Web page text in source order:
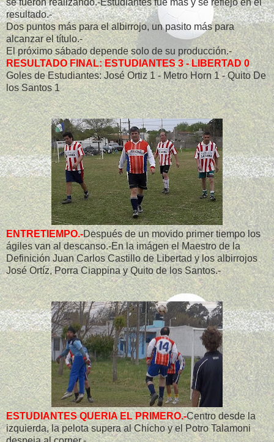
resultado.-
Dos puntos más para el albirrojo, un pasito más para
alcanzar el título.-
El próximo sábado depende solo de su producción.-
RESULTADO FINAL: ESTUDIANTES 3 - LIBERTAD 0
Goles de Estudiantes: José Ortiz 1 - Metro Horn 1 - Quito De
los Santos 1
ENTRETIEMPO.-Después de un movido primer tiempo los
ágiles van al descanso.-En la imágen el Maestro de la
Definición Juan Carlos Castillo de Libertad y los albirrojos
José Ortíz, Porra Ciappina y Quito de los Santos.-
ESTUDIANTES QUERIA EL PRIMERO.-Centro desde la
izquierda, la pelota supera al Chicho y el Potro Talamoni